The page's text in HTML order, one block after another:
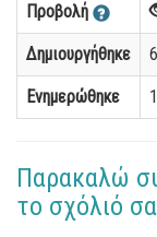
Προβολή
Δημιουργήθηκε
Ενημερώθηκε
Παρακαλώ
το σχόλιό